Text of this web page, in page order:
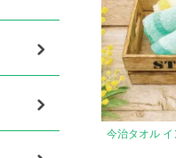
今治タオル